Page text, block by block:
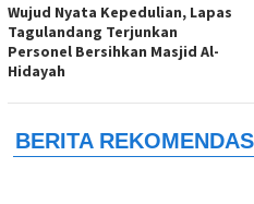
Wujud Nyata Kepedulian, Lapas
Tagulandang Terjunkan
Personel Bersihkan Masjid Al-
Hidayah